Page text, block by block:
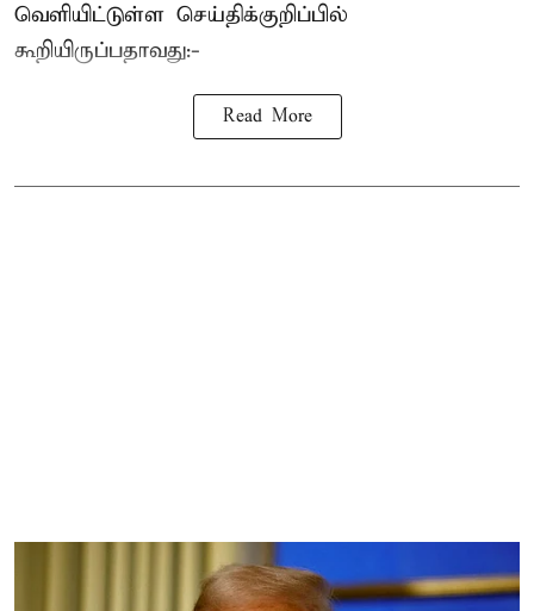
வெளியிட்டுள்ள செய்திக்குறிப்பில்
கூறியிருப்பதாவது:-
Read More